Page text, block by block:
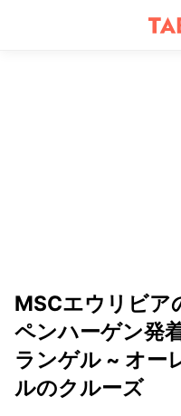
MSCエウリビア
ペンハーゲン発
ランゲル ~ オー
ルのクルーズ